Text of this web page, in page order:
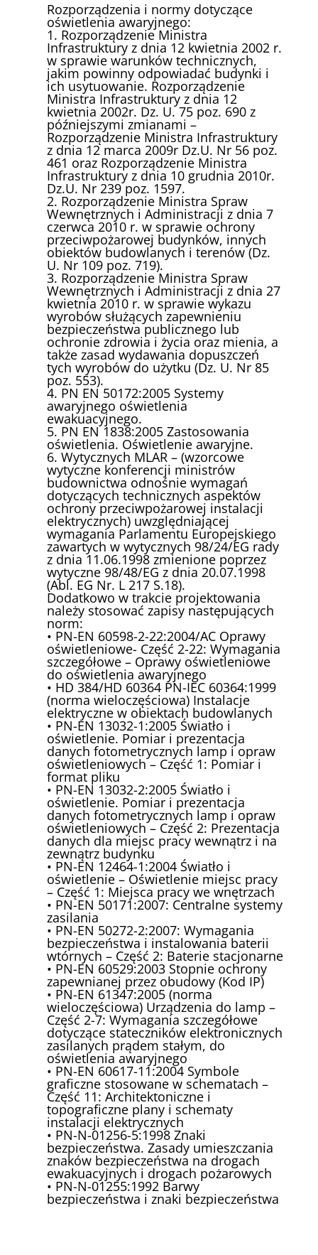
Rozporządzenia i normy dotyczące
oświetlenia awaryjnego:
1. Rozporządzenie Ministra
Infrastruktury z dnia 12 kwietnia 2002 r.
w sprawie warunków technicznych,
jakim powinny odpowiadać budynki i
ich usytuowanie. Rozporządzenie
Ministra Infrastruktury z dnia 12
kwietnia 2002r. Dz. U. 75 poz. 690 z
późniejszymi zmianami –
Rozporządzenie Ministra Infrastruktury
z dnia 12 marca 2009r Dz.U. Nr 56 poz.
461 oraz Rozporządzenie Ministra
Infrastruktury z dnia 10 grudnia 2010r.
Dz.U. Nr 239 poz. 1597.
2. Rozporządzenie Ministra Spraw
Wewnętrznych i Administracji z dnia 7
czerwca 2010 r. w sprawie ochrony
przeciwpożarowej budynków, innych
obiektów budowlanych i terenów (Dz.
U. Nr 109 poz. 719).
3. Rozporządzenie Ministra Spraw
Wewnętrznych i Administracji z dnia 27
kwietnia 2010 r. w sprawie wykazu
wyrobów służących zapewnieniu
bezpieczeństwa publicznego lub
ochronie zdrowia i życia oraz mienia, a
także zasad wydawania dopuszczeń
tych wyrobów do użytku (Dz. U. Nr 85
poz. 553).
4. PN EN 50172:2005 Systemy
awaryjnego oświetlenia
ewakuacyjnego.
5. PN EN 1838:2005 Zastosowania
oświetlenia. Oświetlenie awaryjne.
6. Wytycznych MLAR – (wzorcowe
wytyczne konferencji ministrów
budownictwa odnośnie wymagań
dotyczących technicznych aspektów
ochrony przeciwpożarowej instalacji
elektrycznych) uwzględniającej
wymagania Parlamentu Europejskiego
zawartych w wytycznych 98/24/EG rady
z dnia 11.06.1998 zmienione poprzez
wytyczne 98/48/EG z dnia 20.07.1998
(Abl. EG Nr. L 217 S.18).
Dodatkowo w trakcie projektowania
należy stosować zapisy następujących
norm:
• PN-EN 60598-2-22:2004/AC Oprawy
oświetleniowe- Część 2-22: Wymagania
szczegółowe – Oprawy oświetleniowe
do oświetlenia awaryjnego
• HD 384/HD 60364 PN-IEC 60364:1999
(norma wieloczęściowa) Instalacje
elektryczne w obiektach budowlanych
• PN-EN 13032-1:2005 Światło i
oświetlenie. Pomiar i prezentacja
danych fotometrycznych lamp i opraw
oświetleniowych – Część 1: Pomiar i
format pliku
• PN-EN 13032-2:2005 Światło i
oświetlenie. Pomiar i prezentacja
danych fotometrycznych lamp i opraw
oświetleniowych – Część 2: Prezentacja
danych dla miejsc pracy wewnątrz i na
zewnątrz budynku
• PN-EN 12464-1:2004 Światło i
oświetlenie – Oświetlenie miejsc pracy
– Część 1: Miejsca pracy we wnętrzach
• PN-EN 50171:2007: Centralne systemy
zasilania
• PN-EN 50272-2:2007: Wymagania
bezpieczeństwa i instalowania baterii
wtórnych – Część 2: Baterie stacjonarne
• PN-EN 60529:2003 Stopnie ochrony
zapewnianej przez obudowy (Kod IP)
• PN-EN 61347:2005 (norma
wieloczęściowa) Urządzenia do lamp –
Część 2-7: Wymagania szczegółowe
dotyczące stateczników elektronicznych
zasilanych prądem stałym, do
oświetlenia awaryjnego
• PN-EN 60617-11:2004 Symbole
graficzne stosowane w schematach –
Część 11: Architektoniczne i
topograficzne plany i schematy
instalacji elektrycznych
• PN-N-01256-5:1998 Znaki
bezpieczeństwa. Zasady umieszczania
znaków bezpieczeństwa na drogach
ewakuacyjnych i drogach pożarowych
• PN-N-01255:1992 Barwy
bezpieczeństwa i znaki bezpieczeństwa